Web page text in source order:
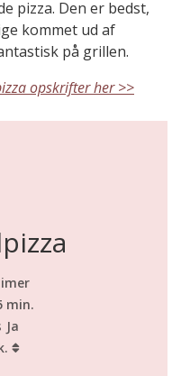
pizza. Den er bedst,
kommet ud af
på grillen.
opskrifter her >>
min.
Ja